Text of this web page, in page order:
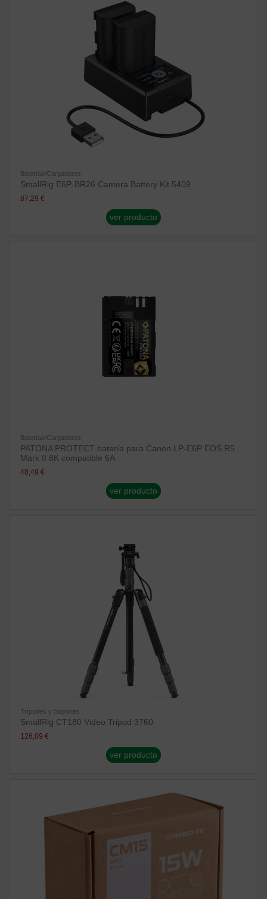
Baterías/Cargadores
SmallRig E6P-BR26 Camera Battery Kit 5409
87,29 €
ver producto
Baterías/Cargadores
PATONA PROTECT batería para Canon LP‑E6P EOS R5
Mark II 8K compatible 6A
48,49 €
ver producto
Trípodes y Soportes
SmallRig CT180 Video Tripod 3760
126,09 €
ver producto